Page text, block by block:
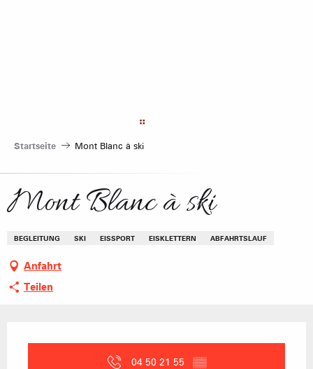
Startseite Mont Blanc à ski
Mont Blanc à ski
BEGLEITUNG SKI EISSPORT EISKLETTERN ABFAHRTSLAUF
Anfahrt
Teilen
Öffnungszeiten & Kontaktdaten
04 50 21 55 ▒▒